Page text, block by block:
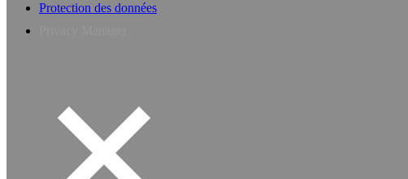
Protection des données